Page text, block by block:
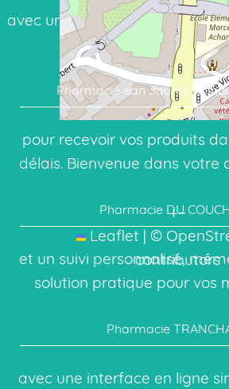
+−
Leaflet | ©
contributors
avec une interface en ligne
cœur de votre
Pharmacie ean Jaurès
pour recevoir vos produits
délais. Bienvenue dans votre
Pharmacie DU
et un suivi personnalisé,
solution pratique pour vos
Pharmacie
avec une interface en ligne